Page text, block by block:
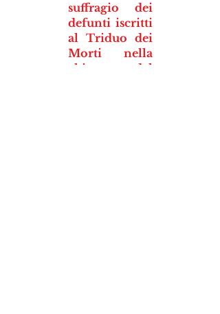
suffragio dei
defunti iscritti
al Triduo dei
Morti nella
chiesa del